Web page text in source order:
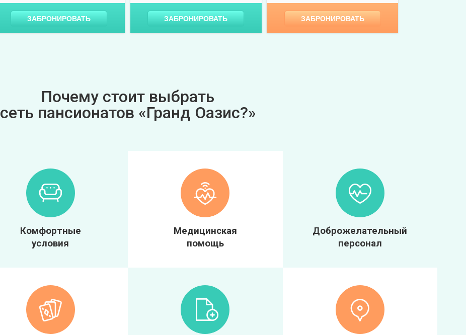
ЗАБРОНИРОВАТЬ ЗАБРОНИРОВАТЬ ЗАБРОНИРОВАТЬ
Почему стоит выбрать
сеть пансионатов «Гранд Оазис?»
Комфортные
условия
Медицинская
помощь
Доброжелательный
персонал